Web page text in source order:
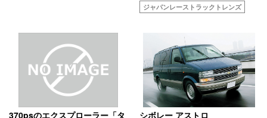
ジャパンレーストラックトレンズ
370psのエクスプローラー「タ
シボレー アストロ